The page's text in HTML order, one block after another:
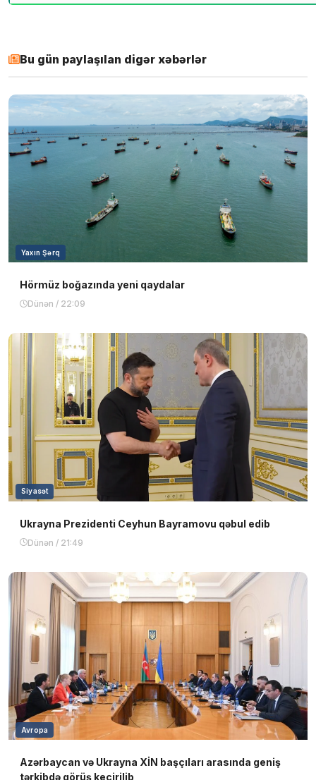
Bu gün paylaşılan digər xəbərlər
Yaxın Şərq
Hörmüz boğazında yeni qaydalar
Dünən / 22:09
Siyasət
Ukrayna Prezidenti Ceyhun Bayramovu qəbul edib
Dünən / 21:49
Avropa
Azərbaycan və Ukrayna XİN başçıları arasında geniş
tərkibdə görüş keçirilib